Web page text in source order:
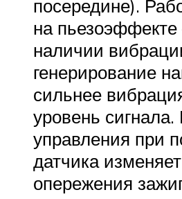
посередине).
на
наличии
генерирование
сильнее
уровень сигнала.
управления при
датчика
опережения